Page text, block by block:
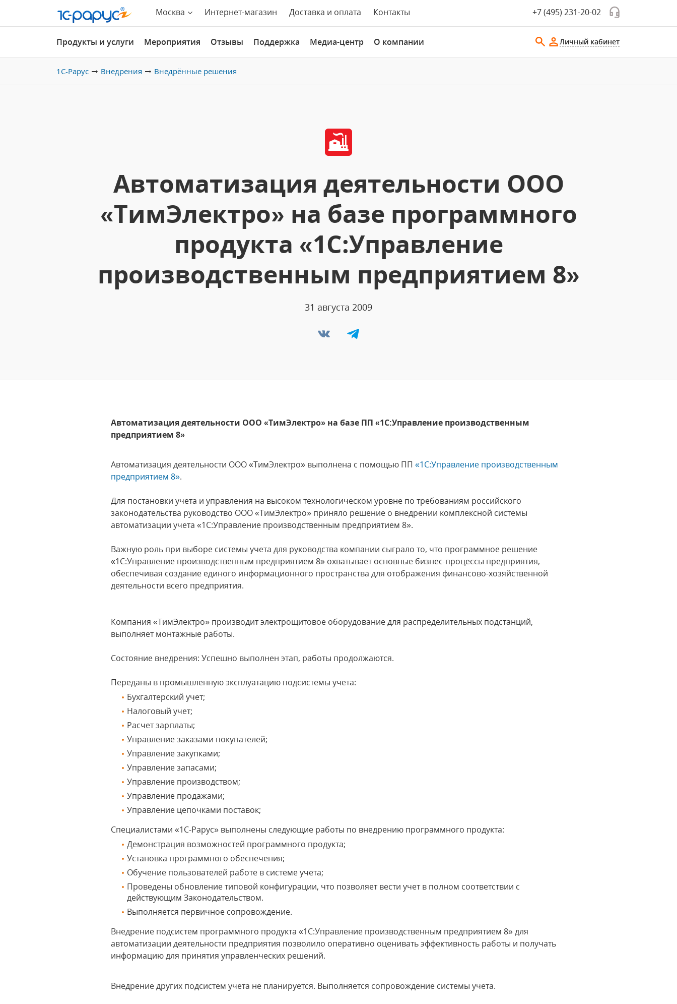
Москва Интернет-магазин Доставка и оплата Контакты +7 (495) 231-20-02
Продукты и услуги Мероприятия Отзывы Поддержка Медиа-центр О компании Личный кабинет
1С-Рарус Внедрения Внедрённые решения
Автоматизация деятельности ООО
«ТимЭлектро» на базе программного
продукта «1С:Управление
производственным предприятием 8»
31 августа 2009
Автоматизация деятельности ООО «ТимЭлектро» на базе ПП «1С:Управление производственным
предприятием 8»
Автоматизация деятельности ООО «ТимЭлектро» выполнена c помощью ПП«1С:Управление производственным
предприятием 8».
Для постановки учета и управления на высоком технологическом уровне по требованиям российского
законодательства руководство ООО «ТимЭлектро» приняло решение о внедрении комплексной системы
автоматизации учета «1С:Управление производственным предприятием 8».
Важную роль при выборе системы учета для руководства компании сыграло то, что программное решение
«1С:Управление производственным предприятием 8» охватывает основные бизнес-процессы предприятия,
обеспечивая создание единого информационного пространства для отображения финансово-хозяйственной
деятельности всего предприятия.
Компания «ТимЭлектро» производит электрощитовое оборудование для распределительных подстанций,
выполняет монтажные работы.
Состояние внедрения: Успешно выполнен этап, работы продолжаются.
Переданы в промышленную эксплуатацию подсистемы учета:
Бухгалтерский учет;
Налоговый учет;
Расчет зарплаты;
Управление заказами покупателей;
Управление закупками;
Управление запасами;
Управление производством;
Управление продажами;
Управление цепочками поставок;
Специалистами «1С-Рарус» выполнены следующие работы по внедрению программного продукта:
Демонстрация возможностей программного продукта;
Установка программного обеспечения;
Обучение пользователей работе в системе учета;
Проведены обновление типовой конфигурации, что позволяет вести учет в полном соответствии с
действующим Законодательством.
Выполняетcя первичное сопровождение.
Внедрение подсистем программного продукта «1С:Управление производственным предприятием 8» для
автоматизации деятельности предприятия позволило оперативно оценивать эффективность работы и получать
информацию для принятия управленческих решений.
Внедрение других подсистем учета не планируется. Выполняется сопровождение системы учета.